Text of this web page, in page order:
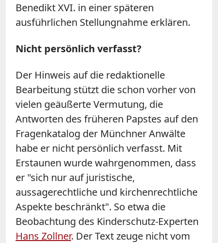
Benedikt XVI. in einer späteren
ausführlichen Stellungnahme erklären.
Nicht persönlich verfasst?
Der Hinweis auf die redaktionelle
Bearbeitung stützt die schon vorher von
vielen geäußerte Vermutung, die
Antworten des früheren Papstes auf den
Fragenkatalog der Münchner Anwälte
habe er nicht persönlich verfasst. Mit
Erstaunen wurde wahrgenommen, dass
er "sich nur auf juristische,
aussagerechtliche und kirchenrechtliche
Aspekte beschränkt". So etwa die
Beobachtung des Kinderschutz-Experten
Hans Zollner. Der Text zeuge nicht vom